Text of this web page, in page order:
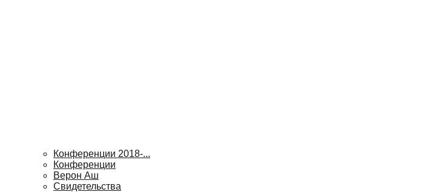
Конференции 2018-...
Конференции
Верон Аш
Свидетельства